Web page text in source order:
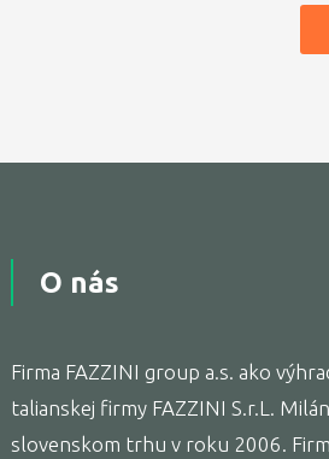
O nás
Firma FAZZINI group a.s. ako
talianskej firmy FAZZINI S.r.L.
slovenskom trhu v roku 2006.